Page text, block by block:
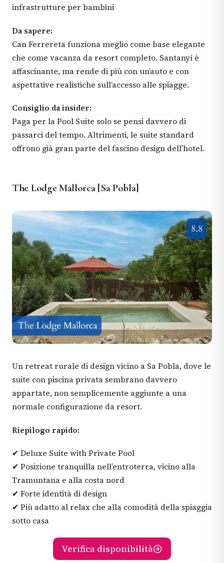
infrastrutture per bambini
Da sapere:
Can Ferrereta funziona meglio come base elegante
che come vacanza da resort completo. Santanyí è
affascinante, ma rende di più con un’auto e con
aspettative realistiche sull’accesso alle spiagge.
Consiglio da insider:
Paga per la Pool Suite solo se pensi davvero di
passarci del tempo. Altrimenti, le suite standard
offrono già gran parte del fascino design dell’hotel.
The Lodge Mallorca [Sa Pobla]
Un retreat rurale di design vicino a Sa Pobla, dove le
suite con piscina privata sembrano davvero
appartate, non semplicemente aggiunte a una
normale configurazione da resort.
Riepilogo rapido:
✔ Deluxe Suite with Private Pool
✔ Posizione tranquilla nell’entroterra, vicino alla
Tramuntana e alla costa nord
✔ Forte identità di design
✔ Più adatto al relax che alla comodità della spiaggia
sotto casa
Verifica disponibilità